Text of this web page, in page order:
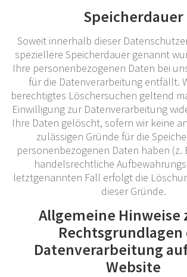
Speicherdauer
Soweit innerhalb dieser
speziellere Speicherdauer genannt
Ihre personenbezogenen Daten bei
für die Datenverarbeitung entfällt.
berechtigtes Löschersuchen geltend
Einwilligung zur Datenverarbeitung
Ihre Daten gelöscht, sofern wir keine
zulässigen Gründe für die
personenbezogenen Daten haben (z.
handelsrechtliche
letztgenannten Fall erfolgt die
dieser Gründe.
Allgemeine Hinweise
Rechtsgrundlagen
Datenverarbeitung
Website